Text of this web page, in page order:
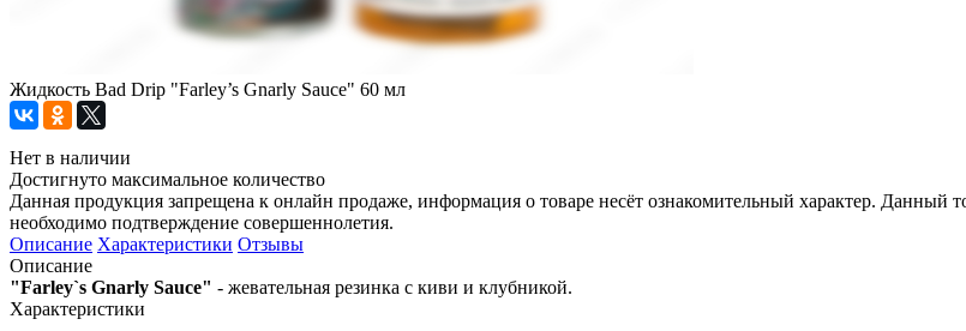
Жидкость Bad Drip "Farley’s Gnarly Sauce" 60 мл
Нет в наличии
Достигнуто максимальное количество
Данная продукция запрещена к онлайн продаже, информация о товаре несёт ознакомительный характер. Данный
необходимо подтверждение совершеннолетия.
Описание Характеристики Отзывы
Описание
"Farley`s Gnarly Sauce" - жевательная резинка с киви и клубникой.
Характеристики